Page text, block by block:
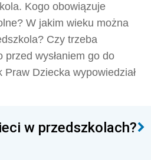
Kogo obowiązuje
W jakim wieku można
Czy trzeba
wysłaniem go do
Dziecka wypowiedział
w przedszkolach?